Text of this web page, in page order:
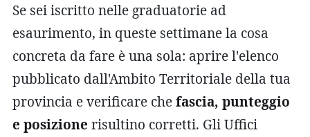
Se sei iscritto nelle graduatorie ad
esaurimento, in queste settimane la cosa
concreta da fare è una sola: aprire l'elenco
pubblicato dall'Ambito Territoriale della tua
provincia e verificare chefascia, punteggio
e posizione risultino corretti. Gli Uffici